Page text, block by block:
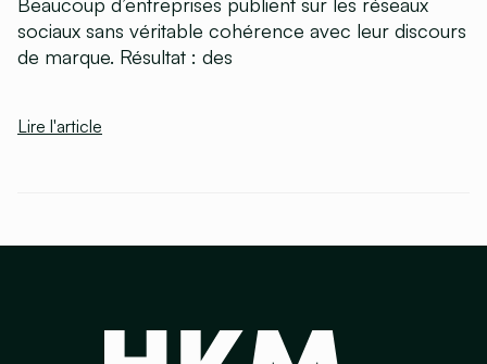
sociaux sans véritable cohérence avec leur discours
de marque. Résultat : des
Lire l'article